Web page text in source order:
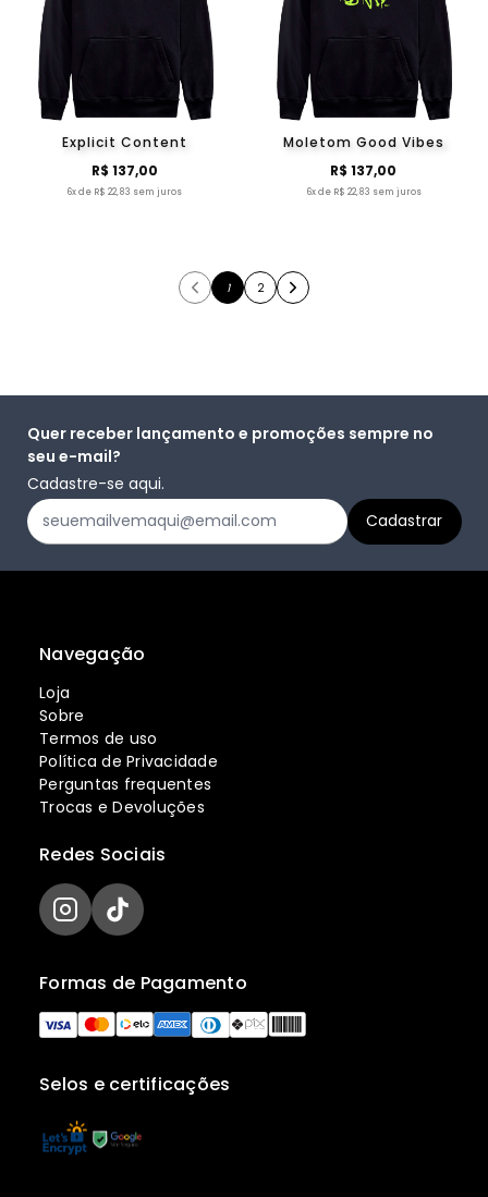
Explicit Content
R$ 137,00
6x de R$ 22,83 sem juros
Moletom Good Vibes
R$ 137,00
6x de R$ 22,83 sem juros
1 2
Quer receber lançamento e promoções sempre no
seu e-mail?
Cadastre-se aqui.
Navegação
Loja
Sobre
Termos de uso
Política de Privacidade
Perguntas frequentes
Trocas e Devoluções
Selos e certificações
Formas de Pagamento
Redes Sociais